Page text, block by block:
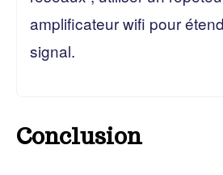
amplificateur wifi pour
signal.
Conclusion